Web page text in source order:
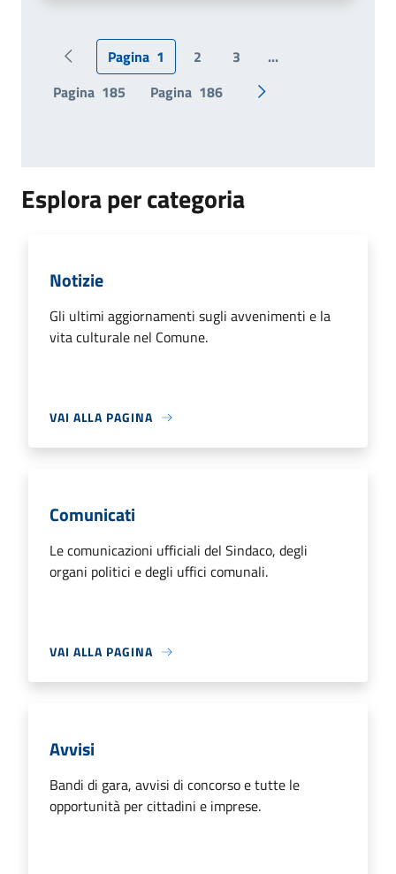
Pagina precedente
Pagina 1 2 3
...
Pagina 185 Pagina 186 Pagina successiva
Esplora per categoria
Notizie
Gli ultimi aggiornamenti sugli avvenimenti e la
vita culturale nel Comune.
VAI ALLA PAGINA
Comunicati
Le comunicazioni ufficiali del Sindaco, degli
organi politici e degli uffici comunali.
VAI ALLA PAGINA
Avvisi
Bandi di gara, avvisi di concorso e tutte le
opportunità per cittadini e imprese.